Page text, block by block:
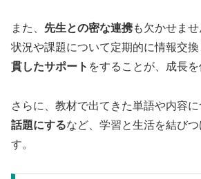
また、 先生との密な連携も欠かせま
状況や課題について定期的に情報交換
貫したサポート をすることが、成長を
さらに、教材で出てきた単語や内容に
話題にするなど、学習と生活を結び
す。